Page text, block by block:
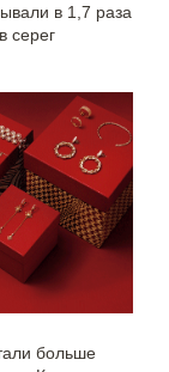
в 1,7 раза
серег
больше